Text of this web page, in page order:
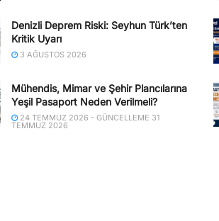
Denizli Deprem Riski: Seyhun Türk’ten
Kritik Uyarı
3 AĞUSTOS 2026
Mühendis, Mimar ve Şehir Plancılarına
Yeşil Pasaport Neden Verilmeli?
24 TEMMUZ 2026 - GÜNCELLEME 31
TEMMUZ 2026